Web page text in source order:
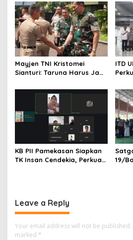
Mayjen TNI Kristomei
Sianturi: Taruna Harus Jadi
ITD
KB PII Pamekasan Siapkan
TK Insan Cendekia, Perkuat
19/
Leave a Reply
Your email address will not be published.
marked *